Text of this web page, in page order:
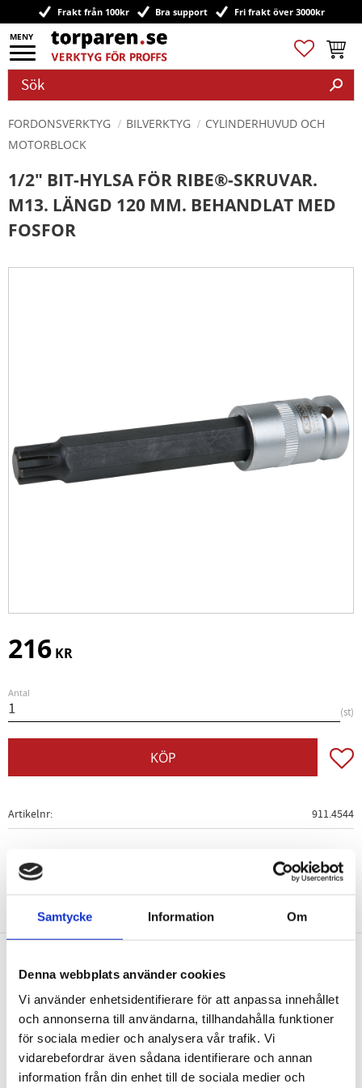
Samtycke Information Om
Denna webbplats använder cookies
Vi använder enhetsidentifierare för att anpassa innehållet
och annonserna till användarna, tillhandahålla funktioner
för sociala medier och analysera vår trafik. Vi
vidarebefordrar även sådana identifierare och annan
information från din enhet till de sociala medier och
Meny
Frakt från 100kr Bra support Fri frakt över 3000kr
Favoriter
FORDONSVERKTYG BILVERKTYG
CYLINDERHUVUD OCH
MOTORBLOCK
1/2" BIT-HYLSA FÖR RIBE®-SKRUVAR.
M13. LÄNGD 120 MM. BEHANDLAT MED
FOSFOR
216 KR
Antal
st
KÖP
Artikelnr 911.4544
Nyhetsbrev
PRENUMERERA